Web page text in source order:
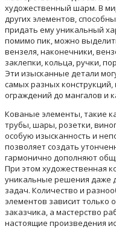
художественный шарм. В
других элементов,
придать ему уникальный
помимо пик, можно
вензеля, наконечники,
заклепки, кольца, ручки,
Эти изысканные детали
самых разных конструкций,
ограждений до мангалов и
Кованые элементы, такие
трубы, шары, розетки,
особую изысканность и
позволяет создать
гармонично дополняют
При этом художественная
уникальные решения даже
задач. Количество и
элементов зависит только
заказчика, а мастерство
настоящие произведения